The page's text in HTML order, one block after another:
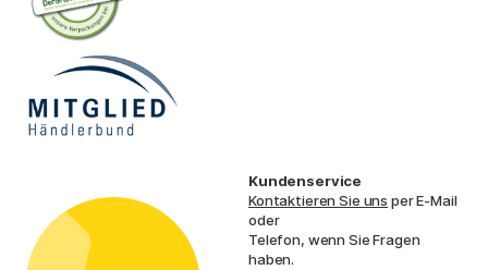
Kundenservice
Kontaktieren Sie uns per E-Mail
oder
Telefon, wenn Sie Fragen
haben.